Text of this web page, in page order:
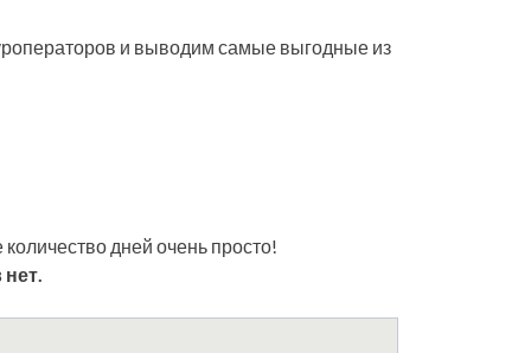
и выводим самые выгодные из
дней очень просто!